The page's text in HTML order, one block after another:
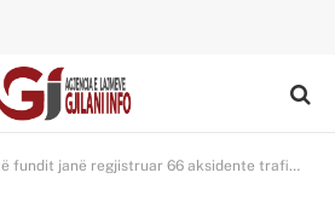
regjistruar 66 aksidente trafiku, prej tyre 22 raste me lëndime